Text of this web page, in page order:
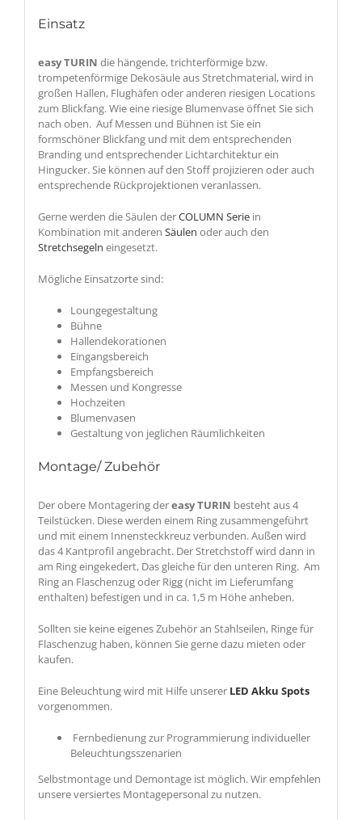
Einsatz
easy TURIN die hängende, trichterförmige bzw.
trompetenförmige Dekosäule aus Stretchmaterial, wird in
großen Hallen, Flughäfen oder anderen riesigen Locations
zum Blickfang. Wie eine riesige Blumenvase öffnet Sie sich
nach oben. Auf Messen und Bühnen ist Sie ein
formschöner Blickfang und mit dem entsprechenden
Branding und entsprechender Lichtarchitektur ein
Hingucker. Sie können auf den Stoff projizieren oder auch
entsprechende Rückprojektionen veranlassen.
Gerne werden die Säulen derCOLUMN Seriein
Kombination mit anderen Säulen oder auch den
Stretchsegeln eingesetzt.
Mögliche Einsatzorte sind:
Loungegestaltung
Bühne
Hallendekorationen
Eingangsbereich
Empfangsbereich
Messen und Kongresse
Hochzeiten
Blumenvasen
Gestaltung von jeglichen Räumlichkeiten
Montage/ Zubehör
Der obere Montagering dereasy TURIN besteht aus 4
Teilstücken. Diese werden einem Ring zusammengeführt
und mit einem Innensteckkreuz verbunden. Außen wird
das 4 Kantprofil angebracht. Der Stretchstoff wird dann in
am Ring eingekedert, Das gleiche für den unteren Ring. Am
Ring an Flaschenzug oder Rigg (nicht im Lieferumfang
enthalten) befestigen und in ca. 1,5 m Höhe anheben.
Sollten sie keine eigenes Zubehör an Stahlseilen, Ringe für
Flaschenzug haben, können Sie gerne dazu mieten oder
kaufen.
Eine Beleuchtung wird mit Hilfe unserer LED Akku Spots
vorgenommen.
Fernbedienung zur Programmierung individueller
Beleuchtungsszenarien
Selbstmontage und Demontage ist möglich. Wir empfehlen
unsere versiertes Montagepersonal zu nutzen.